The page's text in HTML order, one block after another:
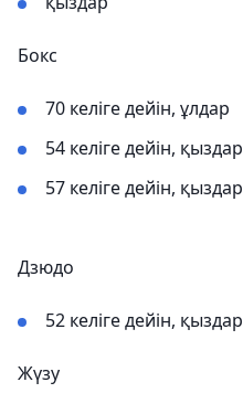
Бокс
70 келіге дейін, ұлдар
54 келіге дейін, қыздар
57 келіге дейін, қыздар
Дзюдо
52 келіге дейін, қыздар
Жүзу